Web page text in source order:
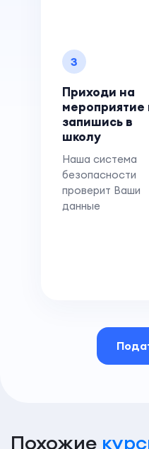
3
Приходи на
мероприятие
запишись в
школу
Наша система
безопасности
проверит Ваши
данные
Похожие